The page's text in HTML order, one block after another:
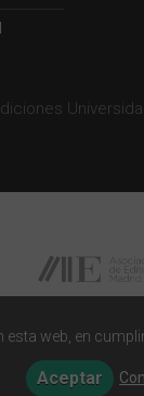
web, en
Aceptar